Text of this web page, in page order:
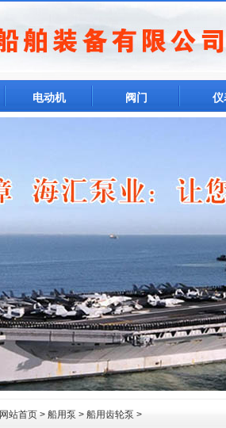
电动机 阀门 仪
网站首页 > 船用泵 > 船用齿轮泵 >